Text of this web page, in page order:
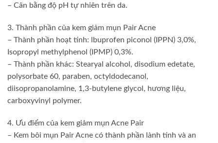
– Cân bằng độ pH tự nhiên trên da.
3. Thành phần của kem giảm mụn Pair Acne
– Thành phần hoạt tính: lbuprofen piconol (IPPN) 3,0%,
Isopropyl methylphenol (IPMP) 0,3%.
– Thành phần khác: Stearyal alcohol, disodium edetate,
polysorbate 60, paraben, octyldodecanol,
diisopropanolamine, 1,3-butylene glycol, hương liệu,
carboxyvinyl polymer.
4. Ưu điểm của kem giảm mụn Acne Pair
– Kem bôi mụn Pair Acne có thành phần lành tính và an